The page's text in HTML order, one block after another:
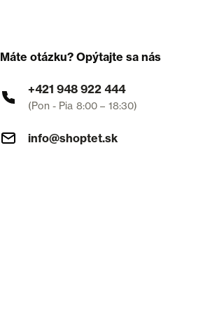
Máte otázku? Opýtajte sa nás
+421 948 922 444
(Pon - Pia 8:00 – 18:30)
info@shoptet.sk